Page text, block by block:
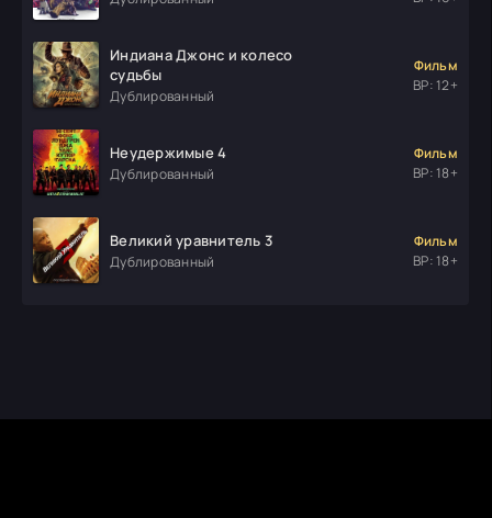
Индиана Джонс и колесо
судьбы
Дублированный
Фильм
ВР: 12+
Неудержимые 4
Дублированный
Фильм
ВР: 18+
Великий уравнитель 3
Дублированный
Фильм
ВР: 18+